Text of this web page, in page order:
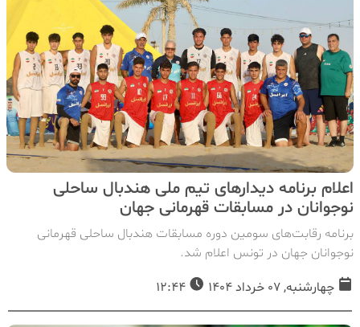
اعلام برنامه دیدارهای تیم ملی هندبال ساحلی
نوجوانان در مسابقات قهرمانی جهان
برنامه رقابت‌های سومین دوره مسابقات هندبال ساحلی قهرمانی
نوجوانان جهان در تونس اعلام شد.
چهارشنبه, 07 خرداد 1404